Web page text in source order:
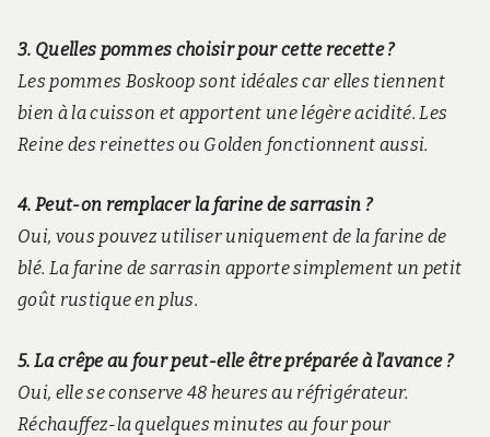
3. Quelles pommes choisir pour cette recette ?
Les pommes Boskoop sont idéales car elles tiennent
bien à la cuisson et apportent une légère acidité. Les
Reine des reinettes ou Golden fonctionnent aussi.
4. Peut-on remplacer la farine de sarrasin ?
Oui, vous pouvez utiliser uniquement de la farine de
blé. La farine de sarrasin apporte simplement un petit
goût rustique en plus.
5. La crêpe au four peut-elle être préparée à l’avance ?
Oui, elle se conserve 48 heures au réfrigérateur.
Réchauffez-la quelques minutes au four pour